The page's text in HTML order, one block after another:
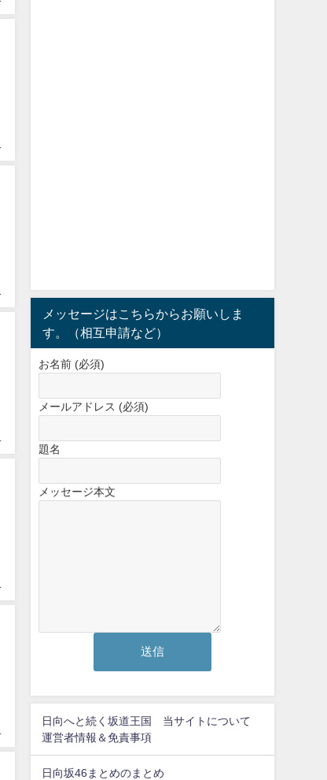
メッセージはこちらからお願いしま
す。（相互申請など）
お名前 (必須)
メールアドレス (必須)
題名
メッセージ本文
日向へと続く坂道王国 当サイトについて
運営者情報＆免責事項
日向坂46まとめのまとめ